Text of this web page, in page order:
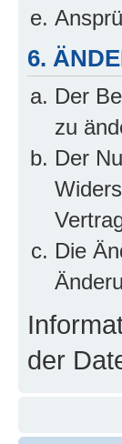
6.
Der
zu
Der
Die
der